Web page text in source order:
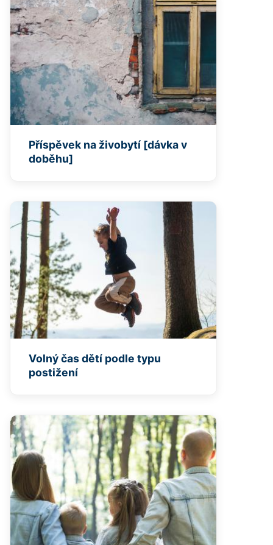
Příspěvek na živobytí [dávka v
doběhu]
Volný čas dětí podle typu
postižení